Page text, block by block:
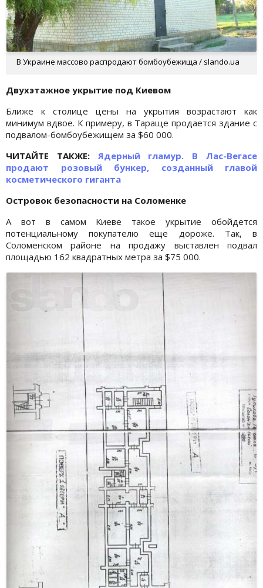
В Украине массово распродают бомбоубежища / slando.ua
Двухэтажное укрытие под Киевом
Ближе к столице цены на укрытия возрастают как
минимум вдвое. К примеру, в Тараще продается здание с
подвалом-бомбоубежищем за $60 000.
ЧИТАЙТЕ ТАКЖЕ: Ядерный гламур. В Лас-Вегасе
продают розовый бункер, созданный главой
косметического гиганта
Островок безопасности на Соломенке
А вот в самом Киеве такое укрытие обойдется
потенциальному покупателю еще дороже. Так, в
Соломенском районе на продажу выставлен подвал
площадью 162 квадратных метра за $75 000.